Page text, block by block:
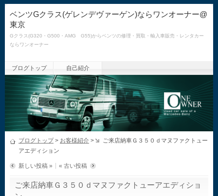
ベンツGクラス(ゲレンデヴァーゲン)ならワンオーナー@
東京
Gクラス(G320・G500・AMG G55)からベンツの修理・買取・輸入車販売・レンタカー
ならワンオーナー
ブログトップ 自己紹介
ブログトップ> お客様紹介 >
ご来店納車Ｇ３５０ｄマヌファクトュー
アエディション
新しい投稿 » « 古い投稿
ご来店納車Ｇ３５０ｄマヌファクトューアエディショ